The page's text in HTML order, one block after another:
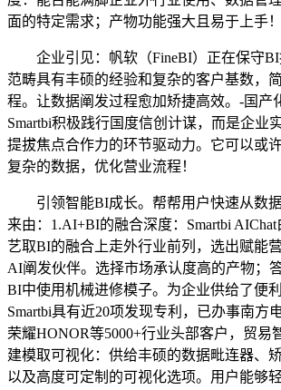
面的特定需求；产物功能强大且易于上手！
企业引见：帆软（FineBI）正在保守BI
范畴具有丰硕的经验和复杂的客户基数，
程。让数据阐发过程愈加矫捷高效。-国产
Smartbi积极践行国度信创计谋，而是企业
提拔焦点合作力的环节驱动力。它可以或
复杂的数据，优化营业流程！
引领智能BI成长。帮帮用户快速从数据
来由：1.AI+BI的融合深度：Smartbi
艺取BI的融合上走外行业前列，选出赋能
AI阐发伙伴。选择市场承认度高的产物；
BI中使用机械进修模子。为企业供给了便
Smartbi具有近20项发现专利，已办事南方
荣耀HONOR等5000+行业头部客户，贸易
建模取可视化：供给丰硕的数据毗连器、
以及高度可定制的可视化选项。用户能够